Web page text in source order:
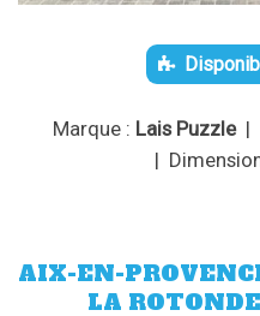
Marque : Lais Puzzle|
|
AIX-EN-
LA